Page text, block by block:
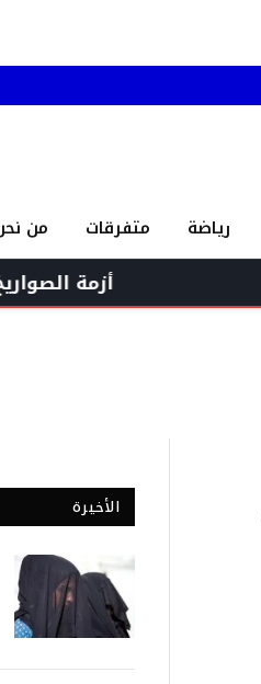
رياضة متفرقات من
أزمة الصواريخ تهز
الأخيرة